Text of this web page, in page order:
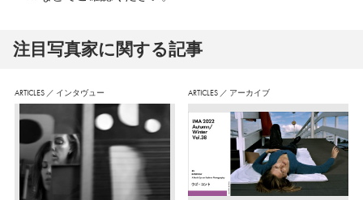
注⽬写真家に関する記事
ARTICLES ／ インタヴュー ARTICLES ／ アーカイブ